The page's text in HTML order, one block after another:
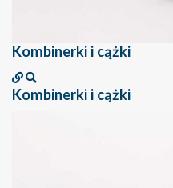
Kombinerki i cążki
Kombinerki i cążki